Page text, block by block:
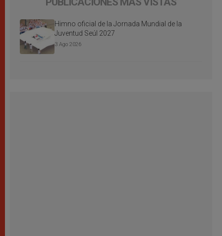
Himno oficial de la Jornada Mundial de la
Juventud Seúl 2027
3 Ago 2026